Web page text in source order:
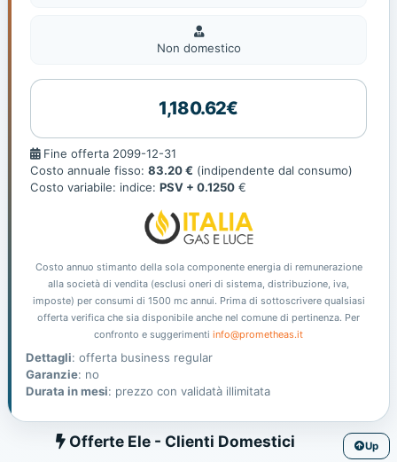
Non
domestic
Non domestico
1,180.62€
Fine
offerta
Fine offerta 2099-12-31
Costo annuale fisso: 83.20 € (indipendente dal consumo)
Costo variabile: indice: PSV + 0.1250 €
Costo annuo stimanto della sola componente energia di remunerazione
alla società di vendita (esclusi oneri di sistema, distribuzione, iva,
imposte) per consumi di 1500 mc annui. Prima di sottoscrivere qualsiasi
offerta verifica che sia disponibile anche nel comune di pertinenza. Per
confronto e suggerimenti info@prometheas.it
Dettagli: offerta business regular
Garanzie: no
Durata in mesi: prezzo con validatà illimitata
Ele
Offerte Ele - Clienti Domestici
Up